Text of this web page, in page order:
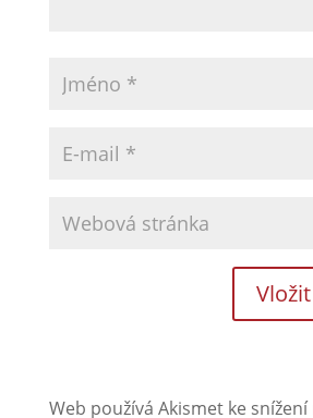
Web používá Akismet ke